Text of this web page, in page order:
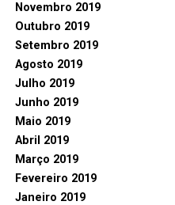
Novembro 2019
Outubro 2019
Setembro 2019
Agosto 2019
Julho 2019
Junho 2019
Maio 2019
Abril 2019
Março 2019
Fevereiro 2019
Janeiro 2019